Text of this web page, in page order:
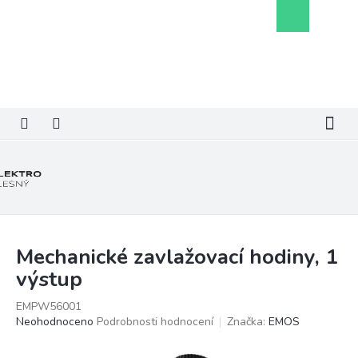
košík
Mechanické zavlažovací hodiny, 1
výstup
EMPW56001
Průměrné
Neohodnoceno Podrobnosti hodnocení Značka: EMOS